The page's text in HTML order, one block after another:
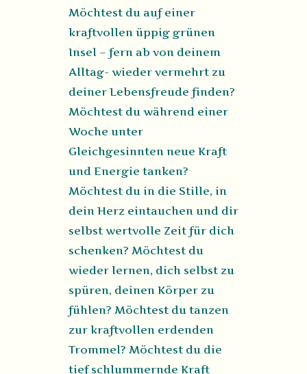
Möchtest du auf einer
kraftvollen üppig grünen
Insel – fern ab von deinem
Alltag- wieder vermehrt zu
deiner Lebensfreude finden?
Möchtest du während einer
Woche unter
Gleichgesinnten neue Kraft
und Energie tanken?
Möchtest du in die Stille, in
dein Herz eintauchen und dir
selbst wertvolle Zeit für dich
schenken? Möchtest du
wieder lernen, dich selbst zu
spüren, deinen Körper zu
fühlen? Möchtest du tanzen
zur kraftvollen erdenden
Trommel? Möchtest du die
tief schlummernde Kraft